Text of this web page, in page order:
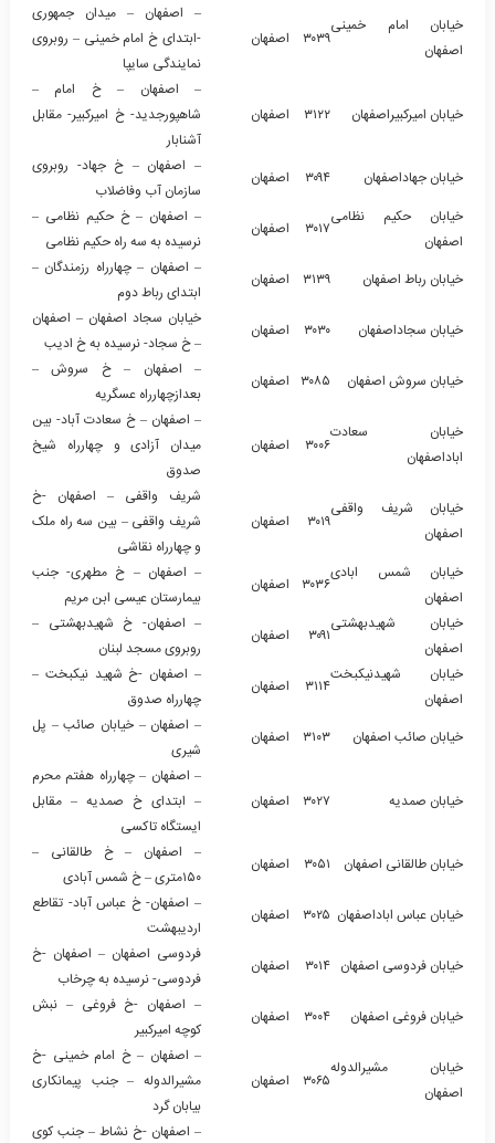
خیابان امام خمینی
اصفهان
۳۰۳۹ اصفهان
– اصفهان – میدان جمهوری
-ابتدای خ امام خمینی – روبروی
نمایندگی سایپا
خیابان امیرکبیراصفهان ۳۱۲۲ اصفهان
– اصفهان – خ امام –
شاهپورجدید- خ امیرکبیر- مقابل
آشنابار
خیابان جهاداصفهان
۳۰۹۴ اصفهان
– اصفهان – خ جهاد- روبروی
سازمان آب وفاضلاب
خیابان حکیم نظامی
اصفهان
۳۰۱۷ اصفهان
– اصفهان – خ حکیم نظامی –
نرسیده به سه راه حکیم نظامی
خیابان رباط اصفهان
۳۱۳۹ اصفهان
– اصفهان – چهارراه رزمندگان –
ابتدای رباط دوم
خیابان سجاداصفهان
۳۰۳۰ اصفهان
خیابان سجاد اصفهان – اصفهان
– خ سجاد- نرسیده به خ ادیب
خیابان سروش اصفهان
۳۰۸۵ اصفهان
– اصفهان – خ سروش –
بعدازچهارراه عسگریه
خیابان سعادت
اباداصفهان
۳۰۰۶ اصفهان
– اصفهان – خ سعادت آباد- بین
میدان آزادی و چهارراه شیخ
صدوق
خیابان شریف واقفی
اصفهان
۳۰۱۹ اصفهان
شریف واقفی – اصفهان -خ
شریف واقفی – بین سه راه ملک
و چهارراه نقاشی
خیابان شمس ابادی
اصفهان
۳۰۳۶ اصفهان
– اصفهان – خ مطهری- جنب
بیمارستان عیسی ابن مریم
خیابان شهیدبهشتی
اصفهان
۳۰۹۱ اصفهان
– اصفهان- خ شهیدبهشتی –
روبروی مسجد لبنان
خیابان شهیدنیکبخت
اصفهان
۳۱۱۴ اصفهان
– اصفهان -خ شهید نیکبخت –
چهارراه صدوق
خیابان صائب اصفهان
۳۱۰۳ اصفهان
– اصفهان – خیابان صائب – پل
شیری
خیابان صمدیه ۳۰۲۷ اصفهان
– اصفهان – چهارراه هفتم محرم
– ابتدای خ صمدیه – مقابل
ایستگاه تاکسی
خیابان طالقانی اصفهان
۳۰۵۱ اصفهان
– اصفهان – خ طالقانی –
۱۵۰متری – خ شمس آبادی
خیابان عباس اباداصفهان ۳۰۲۵ اصفهان
– اصفهان- خ عباس آباد- تقاطع
اردیبهشت
خیابان فردوسی اصفهان ۳۰۱۴ اصفهان
فردوسی اصفهان – اصفهان -خ
فردوسی- نرسیده به چرخاب
خیابان فروغی اصفهان
۳۰۰۴ اصفهان
– اصفهان -خ فروغی – نبش
کوچه امیرکبیر
خیابان مشیرالدوله
اصفهان
۳۰۶۵ اصفهان
– اصفهان – خ امام خمینی -خ
مشیرالدوله – جنب پیمانکاری
بیابان گرد
– اصفهان -خ نشاط – جنب کوی